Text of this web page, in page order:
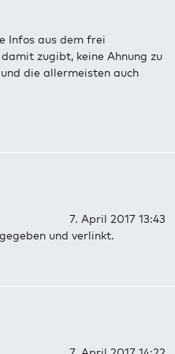
Infos aus dem frei
zugibt, keine Ahnung zu
die allermeisten auch
7. April 2017 13:43
und verlinkt.